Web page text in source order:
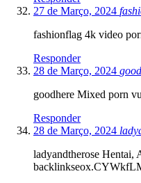
27 de Março, 2024
fashionflag 4k video
Responder
28 de Março, 2024
goodhere Mixed porn
Responder
28 de Março, 2024
ladyandtherose Hentai,